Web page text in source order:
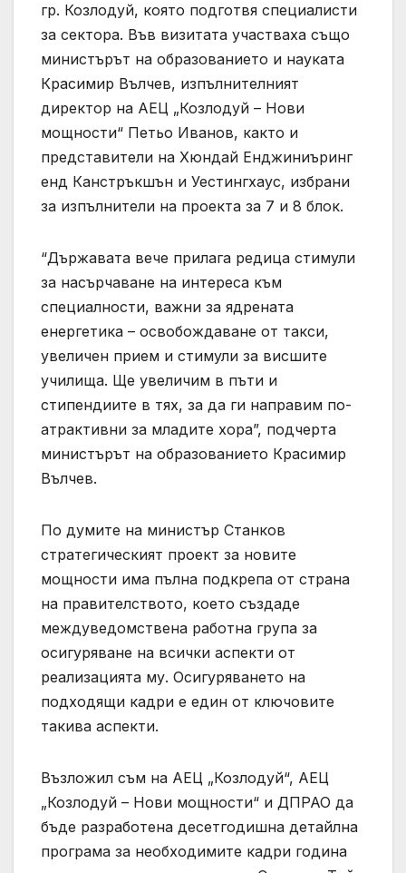
гр. Козлодуй, която подготвя специалисти
за сектора. Във визитата участваха също
министърът на образованието и науката
Красимир Вълчев, изпълнителният
директор на АЕЦ „Козлодуй – Нови
мощности“ Петьо Иванов, както и
представители на Хюндай Енджиниъринг
енд Канстръкшън и Уестингхаус, избрани
за изпълнители на проекта за 7 и 8 блок.
“Държавата вече прилага редица стимули
за насърчаване на интереса към
специалности, важни за ядрената
енергетика – освобождаване от такси,
увеличен прием и стимули за висшите
училища. Ще увеличим в пъти и
стипендиите в тях, за да ги направим по-
атрактивни за младите хора”, подчерта
министърът на образованието Красимир
Вълчев.
По думите на министър Станков
стратегическият проект за новите
мощности има пълна подкрепа от страна
на правителството, което създаде
междуведомствена работна група за
осигуряване на всички аспекти от
реализацията му. Осигуряването на
подходящи кадри е един от ключовите
такива аспекти.
Възложил съм на АЕЦ „Козлодуй“, АЕЦ
„Козлодуй – Нови мощности“ и ДПРАО да
бъде разработена десетгодишна детайлна
програма за необходимите кадри година